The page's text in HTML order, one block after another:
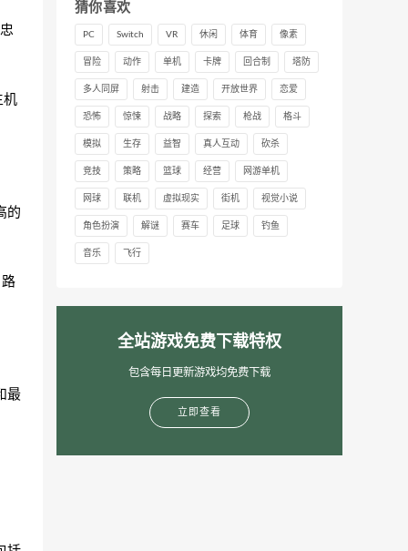
机
的
最
猜你喜欢
PC Switch VR 休闲 体育 像素
冒险 动作 单机 卡牌 回合制 塔防
多人同屏 射击 建造 开放世界 恋爱
恐怖 惊悚 战略 探索 枪战 格斗
模拟 生存 益智 真人互动 砍杀
竞技 策略 篮球 经营 网游单机
网球 联机 虚拟现实 街机 视觉小说
角色扮演 解谜 赛车 足球 钓鱼
音乐 飞行
全站游戏免费下载特权
包含每日更新游戏均免费下载
立即查看